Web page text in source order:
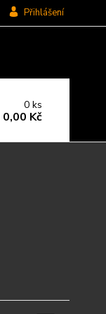
Přihlášení
0ks
0,00 Kč